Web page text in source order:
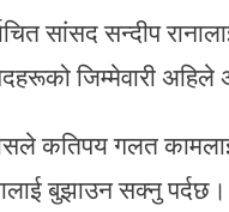
सांसद सन्दीप
जिम्मेवारी अहिले
कतिपय गलत
बुझाउन सक्नु